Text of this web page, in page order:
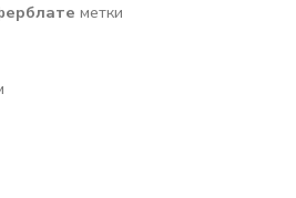
метки